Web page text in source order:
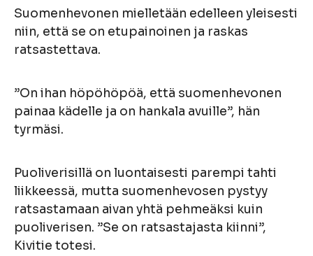
Suomenhevonen mielletään edelleen yleisesti
niin, että se on etupainoinen ja raskas
ratsastettava.
”On ihan höpöhöpöä, että suomenhevonen
painaa kädelle ja on hankala avuille”, hän
tyrmäsi.
Puoliverisillä on luontaisesti parempi tahti
liikkeessä, mutta suomenhevosen pystyy
ratsastamaan aivan yhtä pehmeäksi kuin
puoliverisen. ”Se on ratsastajasta kiinni”,
Kivitie totesi.